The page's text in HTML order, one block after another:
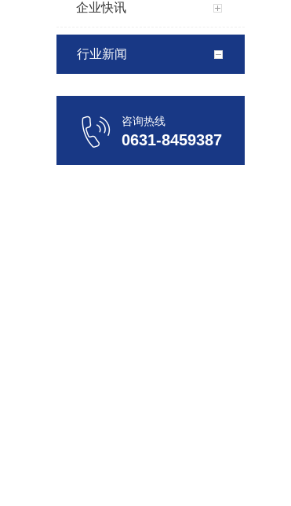
企业快讯
行业新闻
咨询热线
0631-8459387